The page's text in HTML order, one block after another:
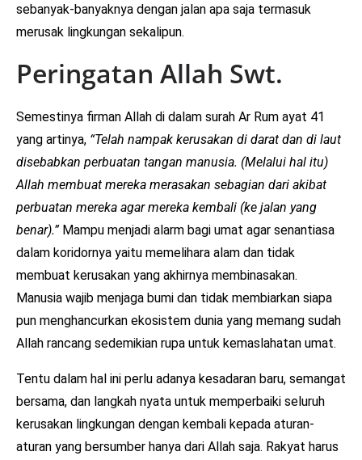
sebanyak-banyaknya dengan jalan apa saja termasuk
merusak lingkungan sekalipun.
Peringatan Allah Swt.
Semestinya firman Allah di dalam surah Ar Rum ayat 41
yang artinya, “Telah nampak kerusakan di darat dan di laut
disebabkan perbuatan tangan manusia. (Melalui hal itu)
Allah membuat mereka merasakan sebagian dari akibat
perbuatan mereka agar mereka kembali (ke jalan yang
benar).”Mampu menjadi alarm bagi umat agar senantiasa
dalam koridornya yaitu memelihara alam dan tidak
membuat kerusakan yang akhirnya membinasakan.
Manusia wajib menjaga bumi dan tidak membiarkan siapa
pun menghancurkan ekosistem dunia yang memang sudah
Allah rancang sedemikian rupa untuk kemaslahatan umat.
Tentu dalam hal ini perlu adanya kesadaran baru, semangat
bersama, dan langkah nyata untuk memperbaiki seluruh
kerusakan lingkungan dengan kembali kepada aturan-
aturan yang bersumber hanya dari Allah saja. Rakyat harus